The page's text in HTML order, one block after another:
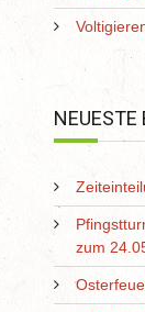
NEUESTE
zum